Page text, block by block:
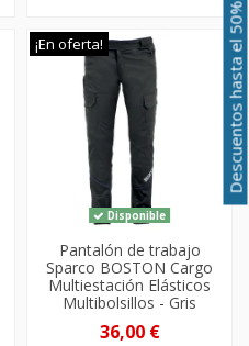
¡En oferta!
Disponible
Pantalón de trabajo
Sparco BOSTON Cargo
Multiestación Elásticos
Multibolsillos - Gris
36,00 €
Descuentos hasta el 50%